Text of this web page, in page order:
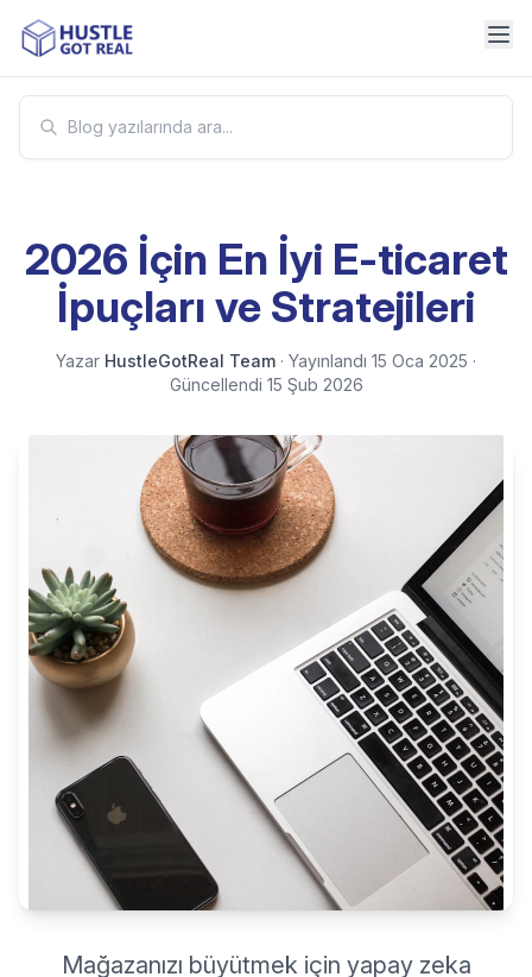
2026 İçin En İyi E-ticaret
İpuçları ve Stratejileri
Yazar HustleGotReal Team · Yayınlandı 15 Oca 2025 ·
Güncellendi 15 Şub 2026
Mağazanızı büyütmek için yapay zeka